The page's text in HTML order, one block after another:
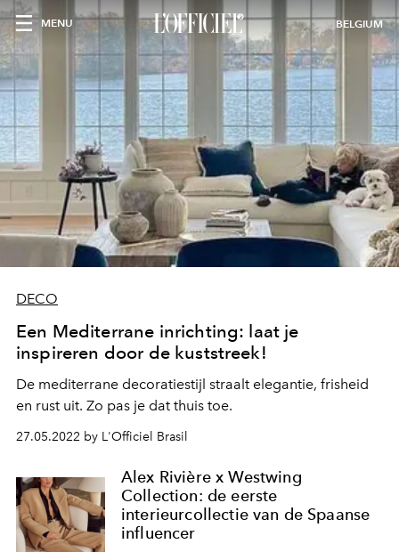
MENU BELGIUM
DECO
Een Mediterrane inrichting: laat je
inspireren door de kuststreek!
De mediterrane decoratiestijl straalt elegantie, frisheid
en rust uit. Zo pas je dat thuis toe.
27.05.2022 by L'Officiel Brasil
Alex Rivière x Westwing
Collection: de eerste
interieurcollectie van de Spaanse
influencer